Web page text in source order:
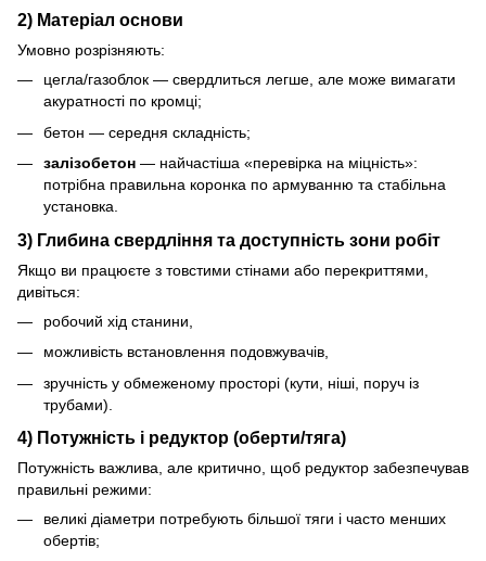
2) Матеріал основи
Умовно розрізняють:
цегла/газоблок — свердлиться легше, але може вимагати
акуратності по кромці;
бетон — середня складність;
залізобетон — найчастіша «перевірка на міцність»:
потрібна правильна коронка по армуванню та стабільна
установка.
3) Глибина свердління та доступність зони робіт
Якщо ви працюєте з товстими стінами або перекриттями,
дивіться:
робочий хід станини,
можливість встановлення подовжувачів,
зручність у обмеженому просторі (кути, ніші, поруч із
трубами).
4) Потужність і редуктор (оберти/тяга)
Потужність важлива, але критично, щоб редуктор забезпечував
правильні режими:
великі діаметри потребують більшої тяги і часто менших
обертів;